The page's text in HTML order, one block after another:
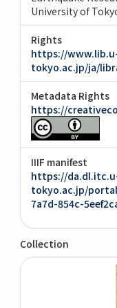
University of
Rights
https://
tokyo.ac.jp/ja/
Metadata Rights
https://
IIIF manifest
https://
tokyo.ac.jp/
7a7d-854c-
Collection